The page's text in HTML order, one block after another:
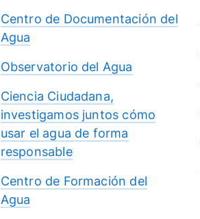
Centro de Documentación del
Agua
Observatorio del Agua
Ciencia Ciudadana,
investigamos juntos cómo
usar el agua de forma
responsable
Centro de Formación del
Agua